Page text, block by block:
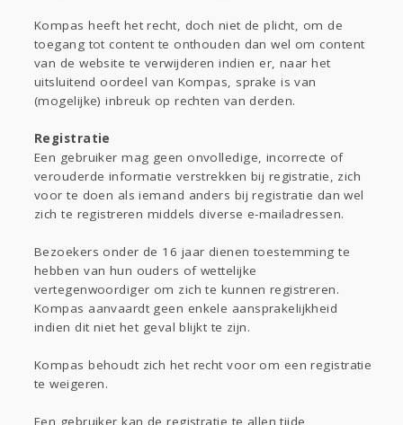
Kompas heeft het recht, doch niet de plicht, om de
toegang tot content te onthouden dan wel om content
van de website te verwijderen indien er, naar het
uitsluitend oordeel van Kompas, sprake is van
(mogelijke) inbreuk op rechten van derden.
Registratie
Een gebruiker mag geen onvolledige, incorrecte of
verouderde informatie verstrekken bij registratie, zich
voor te doen als iemand anders bij registratie dan wel
zich te registreren middels diverse e-mailadressen.
Bezoekers onder de 16 jaar dienen toestemming te
hebben van hun ouders of wettelijke
vertegenwoordiger om zich te kunnen registreren.
Kompas aanvaardt geen enkele aansprakelijkheid
indien dit niet het geval blijkt te zijn.
Kompas behoudt zich het recht voor om een registratie
te weigeren.
Een gebruiker kan de registratie te allen tijde